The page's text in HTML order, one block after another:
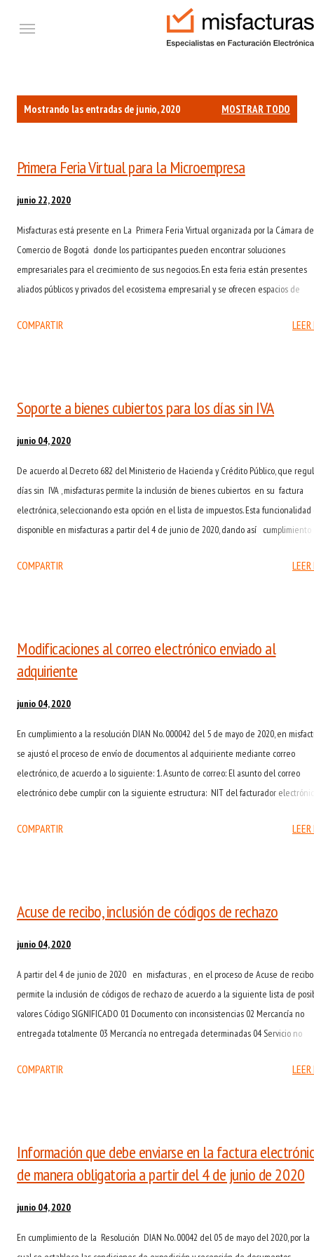
Ir al contenido principal
Mostrando las entradas de junio, 2020 MOSTRAR TODO
Primera Feria Virtual para la Microempresa
junio 22, 2020
Misfacturas está presente en La Primera Feria Virtual organizada por la Cámara de
Comercio de Bogotá donde los participantes pueden encontrar soluciones
empresariales para el crecimiento de sus negocios. En esta feria están presentes
aliados públicos y privados del ecosistema empresarial y se ofrecen espacios de
ventas del canal presencial y vincularse al canal digital, cumplir los requisitos
los beneficios de la Facturación Electrónica como la eliminación de papel y la
microempresa
COMPARTIR
Soporte a bienes cubiertos para los días sin IVA
junio 04, 2020
De acuerdo al Decreto 682 del Ministerio de Hacienda y Crédito Público, que
días sin IVA , misfacturas permite la inclusión de bienes cubiertos en su factura
electrónica, seleccionando esta opción en el lista de impuestos. Esta funcionalidad
disponible en misfacturas a partir del 4 de junio de 2020, dando así cumplimiento
COMPARTIR
Modificaciones al correo electrónico enviado al
adquiriente
junio 04, 2020
En cumplimiento a la resolución DIAN No. 000042 del 5 de mayo de 2020, en
se ajustó el proceso de envío de documentos al adquiriente mediante correo
electrónico, de acuerdo a lo siguiente: 1. Asunto de correo: El asunto del correo
electrónico debe cumplir con la siguiente estructura: NIT del facturador
de documento Nombre comercial del facturador Estos valores deben ser
archivo adicional. Para mayor información, consultar el Anexo Técnico de Factura
COMPARTIR
Acuse de recibo, inclusión de códigos de rechazo
junio 04, 2020
A partir del 4 de junio de 2020 en misfacturas , en el proceso de Acuse de
permite la inclusión de códigos de rechazo de acuerdo a la siguiente lista de
valores Código SIGNIFICADO 01 Documento con inconsistencias 02 Mercancía no
entregada totalmente 03 Mercancía no entregada determinadas 04 Servicio no
1.7. 2020- Numeral 6.3.10) Descargue la resolución DIAN No. 000042 del 5 de mayo
COMPARTIR
Información que debe enviarse en la factura
de manera obligatoria a partir del 4 de junio de 2020
junio 04, 2020
En cumplimiento de la Resolución DIAN No. 00042 del 05 de mayo del 2020, por la